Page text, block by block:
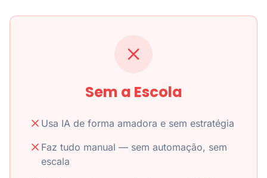
Sem a Escola
Usa IA de forma amadora e sem estratégia
Faz tudo manual — sem automação, sem
escala